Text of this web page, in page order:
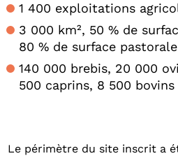
1 400 exploitations
3 000 km², 50 % de
80 % de surface pastorale
140 000 brebis, 20 000
500 caprins, 8 500 bovins
Le périmètre du site inscrit a